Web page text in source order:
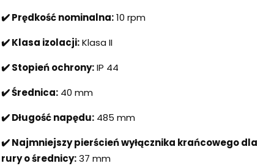
✔️ Prędkość nominalna:10 rpm
✔️ Klasa izolacji:Klasa II
✔️ Stopień ochrony:IP 44
✔️ Średnica: 40 mm
✔️Długość napędu: 485 mm
✔️ Najmniejszy pierścień wyłącznika krańcowego dla
rury o średnicy:37 mm